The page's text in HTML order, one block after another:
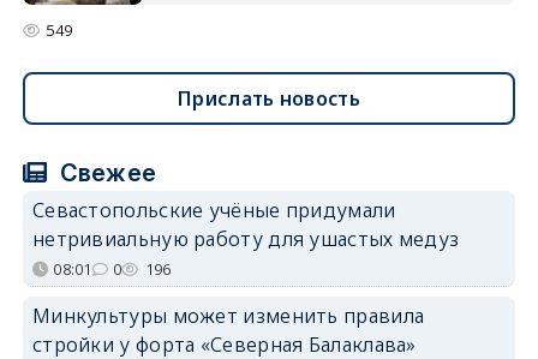
549
Прислать новость
Свежее
Севастопольские учёные придумали
нетривиальную работу для ушастых медуз
08:01 0 196
Минкультуры может изменить правила
стройки у форта «Северная Балаклава»